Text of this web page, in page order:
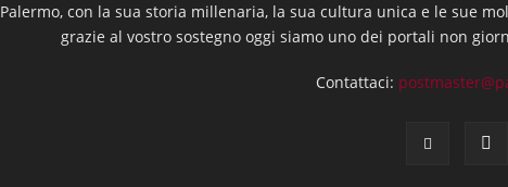
Palermo, con la sua storia millenaria, la sua cultura unica e le sue
grazie al vostro sostegno oggi siamo uno dei portali non
Contattaci: